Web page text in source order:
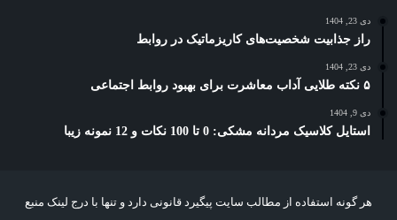
دی 23, 1404
راز جذابیت شخصیت‌های کاریزماتیک در روابط
دی 23, 1404
۵ نکته طلایی آداب معاشرت برای بهبود روابط اجتماعی
دی 9, 1404
استایل کلاسیک مردانه مشکی: 0 تا 100 نکات و 12 نمونه زیبا
هر گونه استفاده از مطالب سایت پیگیرد قانونی دارد و تنها با درج لینک منبع